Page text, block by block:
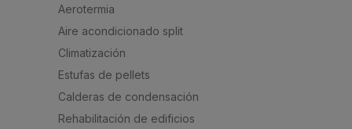
Aerotermia
Aire acondicionado split
Climatización
Estufas de pellets
Calderas de condensación
Rehabilitación de edificios